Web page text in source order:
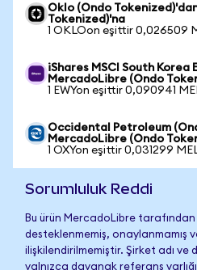
Oklo (Ondo
Tokenized)'na
1 OKLOon eşittir 0,026509
iShares MSCI South Korea
MercadoLibre (Ondo
1 EWYon eşittir 0,090941
Occidental Petroleum
MercadoLibre (Ondo
1 OXYon eşittir 0,031299
Sorumluluk Reddi
Bu ürün MercadoLibre
desteklenmemiş, onaylanmamış
ilişkilendirilmemiştir. Şirket adı
yalnızca dayanak referans